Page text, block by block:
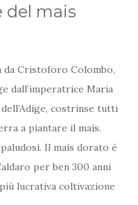
del mais
Cristoforo Colombo,
dall’imperatrice Maria
costrinse tutti
a piantare il mais.
Il mais dorato è
per ben 300 anni
lucrativa coltivazione